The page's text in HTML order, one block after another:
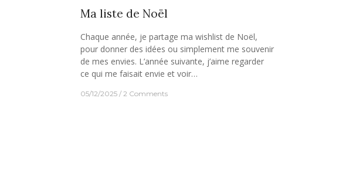
Ma liste de Noël
Chaque année, je partage ma wishlist de Noël,
pour donner des idées ou simplement me souvenir
de mes envies. L’année suivante, j’aime regarder
ce qui me faisait envie et voir…
05/12/2025 2 Comments